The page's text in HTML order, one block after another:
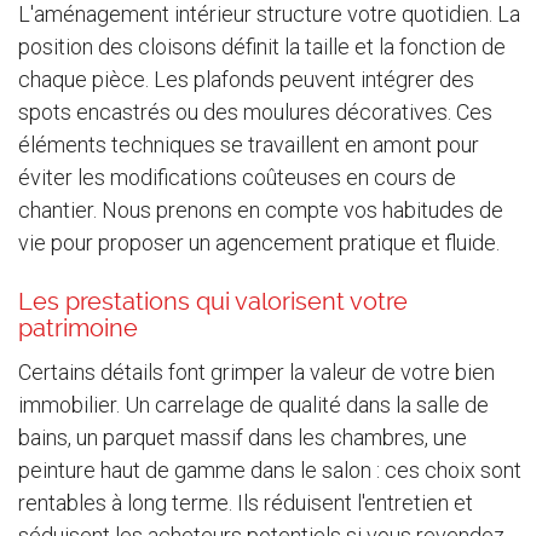
L'aménagement intérieur structure votre quotidien. La
position des cloisons définit la taille et la fonction de
chaque pièce. Les plafonds peuvent intégrer des
spots encastrés ou des moulures décoratives. Ces
éléments techniques se travaillent en amont pour
éviter les modifications coûteuses en cours de
chantier. Nous prenons en compte vos habitudes de
vie pour proposer un agencement pratique et fluide.
Les prestations qui valorisent votre
patrimoine
Certains détails font grimper la valeur de votre bien
immobilier. Un carrelage de qualité dans la salle de
bains, un parquet massif dans les chambres, une
peinture haut de gamme dans le salon : ces choix sont
rentables à long terme. Ils réduisent l'entretien et